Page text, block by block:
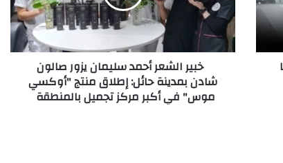
ل
ش
ع
خبير الشعر أحمد سليمان يزور صالون
شادن بمدينة حائل: إطلاق منتج "أوكسي
موس" في أكبر مركز تجميل بالمنطقة